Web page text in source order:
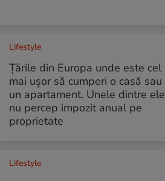
Lifestyle
Țările din Europa unde este cel
mai ușor să cumperi o casă sau
un apartament. Unele dintre ele
nu percep impozit anual pe
proprietate
Lifestyle